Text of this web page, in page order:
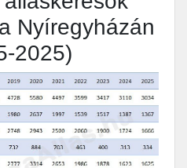
Nyíregyházán
2025)